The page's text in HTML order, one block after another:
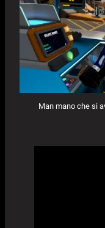
Man mano che si